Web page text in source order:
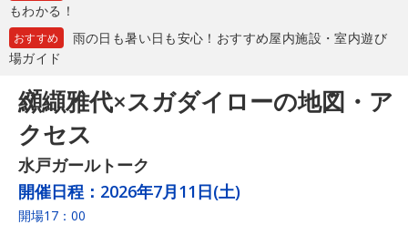
もわかる！
おすすめ
雨の日も暑い日も安心！おすすめ屋内施設・室内遊び
場ガイド
纐纈雅代×スガダイローの地図・ア
クセス
水戸ガールトーク
開催日程： 2026年7月11日(土)
開場17：00